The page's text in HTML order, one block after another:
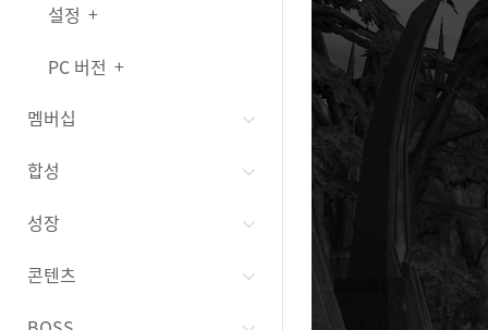
설정
PC 버전
멤버십
합성
성장
콘텐츠